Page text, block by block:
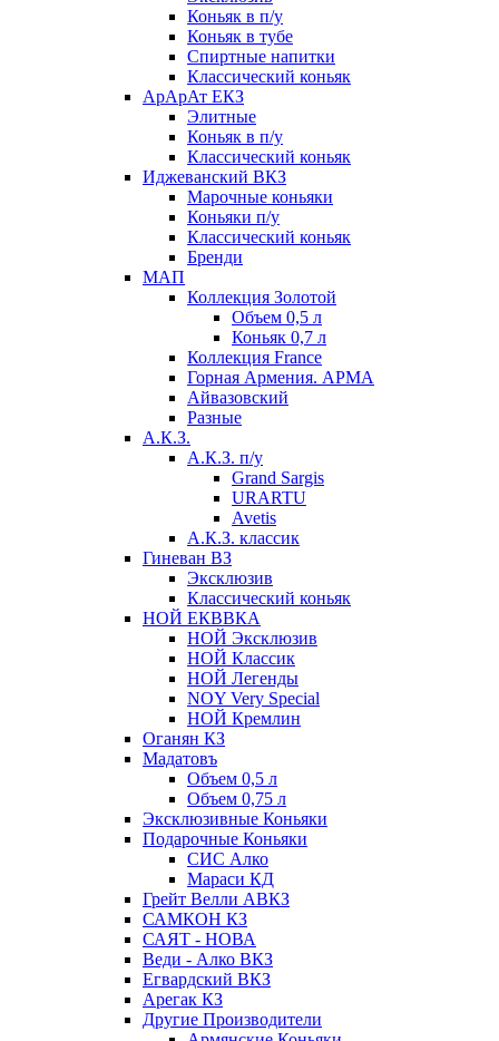
Коньяк в п/у
Коньяк в тубе
Спиртные напитки
Классический коньяк
АрАрАт ЕКЗ
Элитные
Коньяк в п/у
Классический коньяк
Иджеванский ВКЗ
Марочные коньяки
Коньяки п/у
Классический коньяк
Бренди
МАП
Коллекция Золотой
Объем 0,5 л
Коньяк 0,7 л
Коллекция France
Горная Армения. АРМА
Айвазовский
Разные
А.К.З.
А.К.З. п/у
Grand Sargis
URARTU
Avetis
А.К.З. классик
Гиневан ВЗ
Эксклюзив
Классический коньяк
НОЙ ЕКВВКА
НОЙ Эксклюзив
НОЙ Классик
НОЙ Легенды
NOY Very Speсial
НОЙ Кремлин
Оганян КЗ
Мадатовъ
Объем 0,5 л
Объем 0,75 л
Эксклюзивные Коньяки
Подарочные Коньяки
СИС Алко
Мараси КД
Грейт Велли АВКЗ
САМКОН КЗ
САЯТ - НОВА
Веди - Алко ВКЗ
Егвардский ВКЗ
Арегак КЗ
Другие Производители